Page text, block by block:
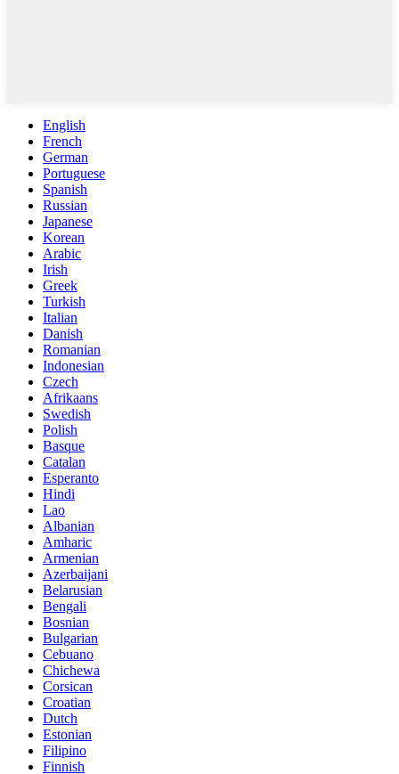
English
French
German
Portuguese
Spanish
Russian
Japanese
Korean
Arabic
Irish
Greek
Turkish
Italian
Danish
Romanian
Indonesian
Czech
Afrikaans
Swedish
Polish
Basque
Catalan
Esperanto
Hindi
Lao
Albanian
Amharic
Armenian
Azerbaijani
Belarusian
Bengali
Bosnian
Bulgarian
Cebuano
Chichewa
Corsican
Croatian
Dutch
Estonian
Filipino
Finnish